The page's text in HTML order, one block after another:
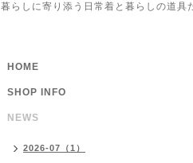
暮らしに寄り添う日常着と暮らしの道具
HOME
SHOP INFO
NEWS
2026-07（1）